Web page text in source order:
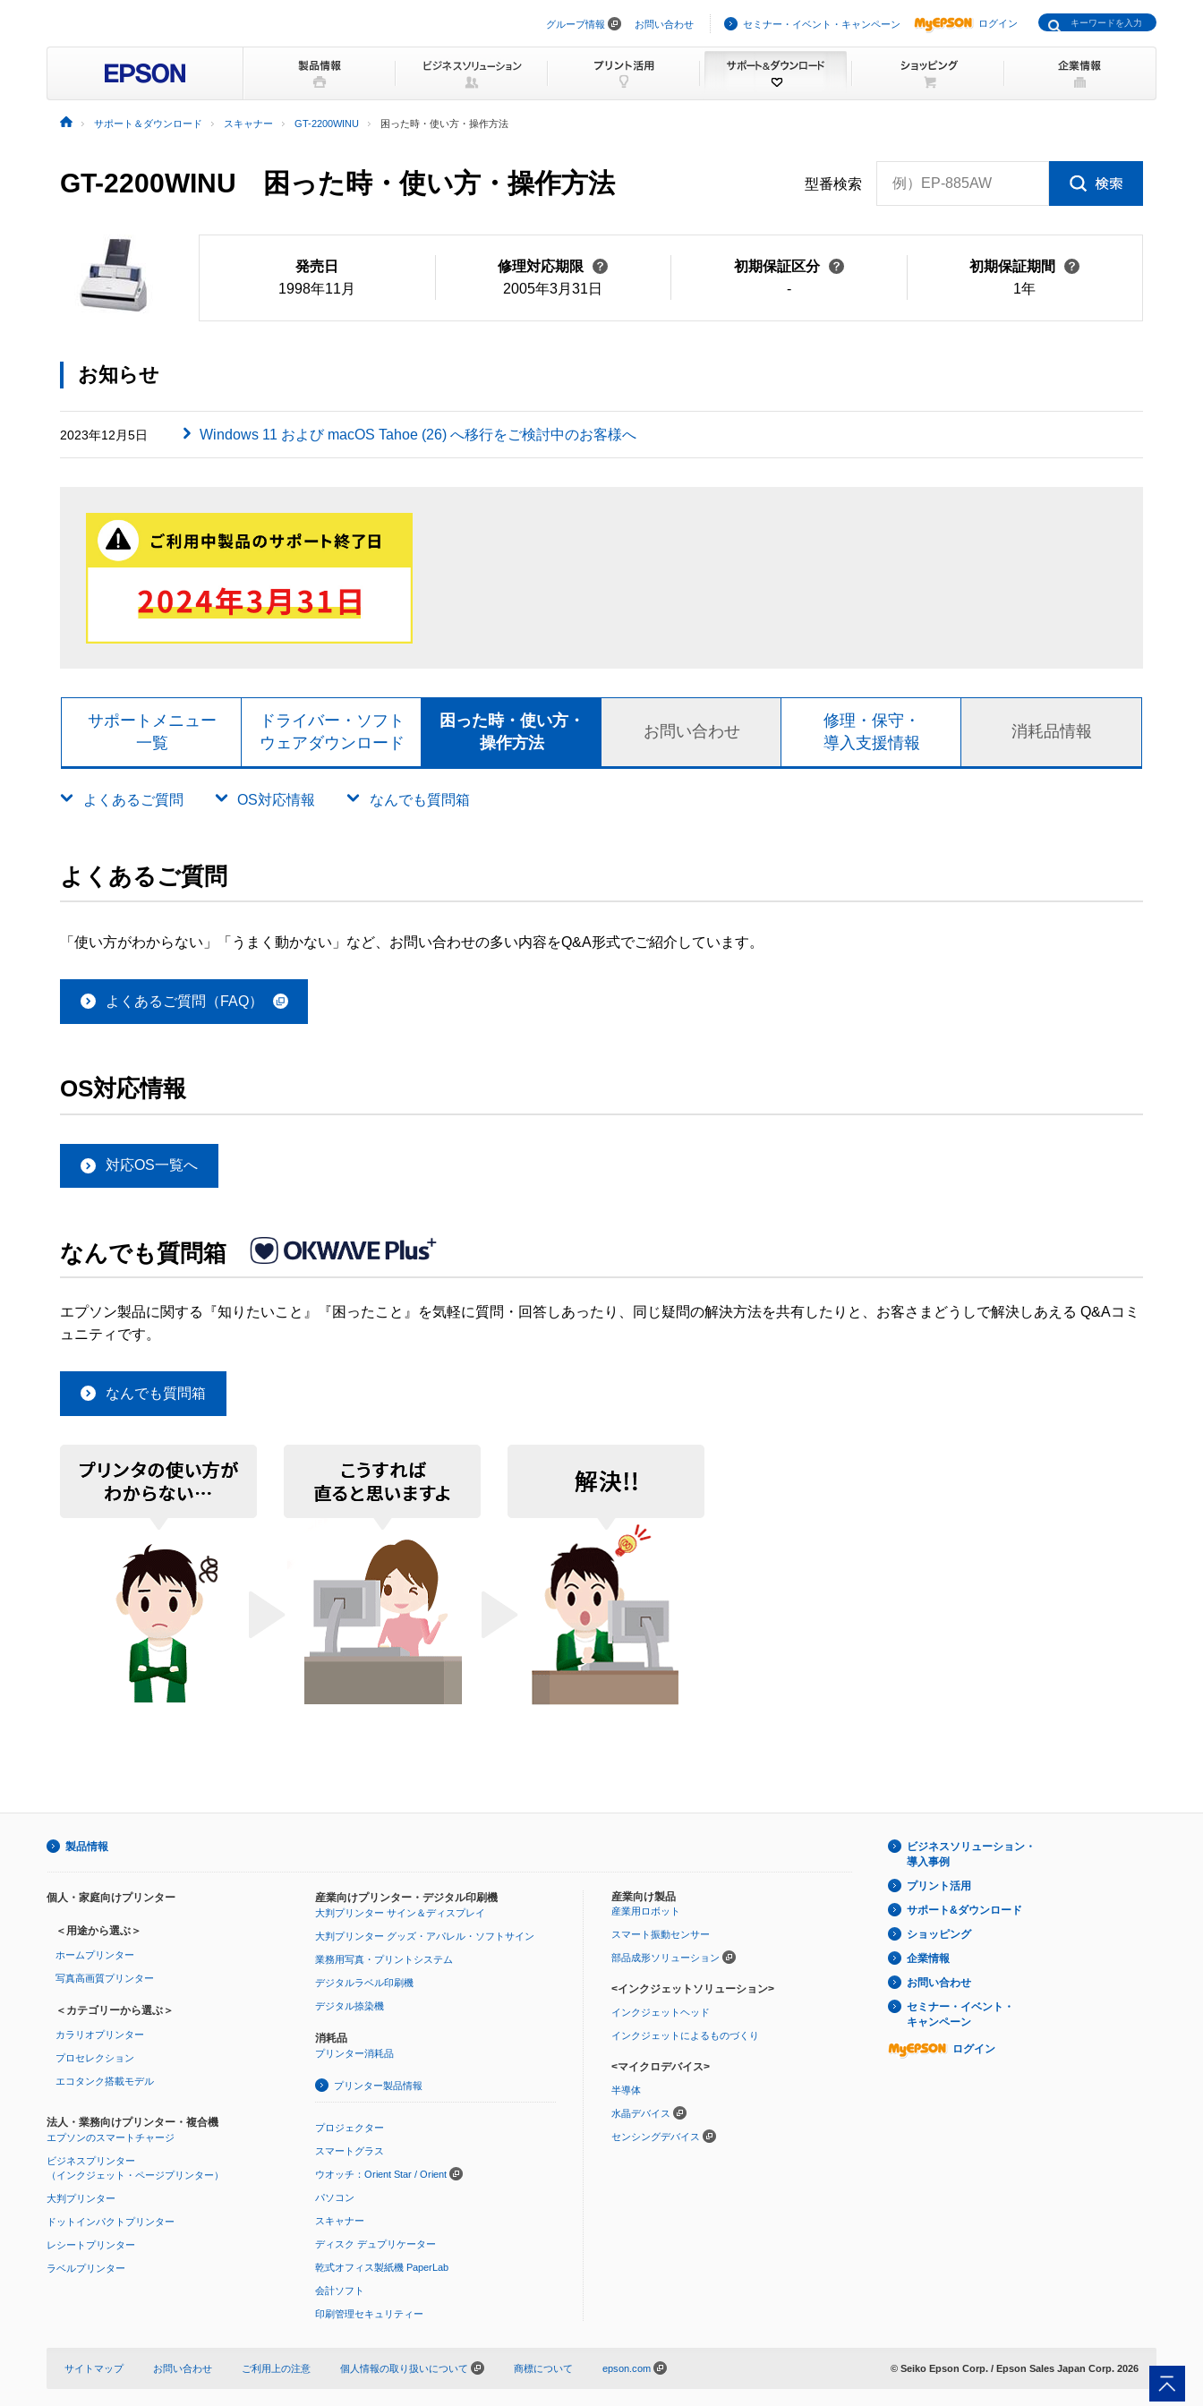
ビ
ョ
ッ
プ
グループ情報 お問い合わせ セミナー・イベント・キャンペーン ログイン
サポート＆ダウンロード スキャナー GT-2200WINU 困った時・使い方・操作方法
GT-2200WINU 困った時・使い方・操作方法 型番検索 例）EP-885AW
発売日
1998年11月
修理対応期限
2005年3月31日
初期保証区分
-
初期保証期間
1年
お知らせ
2023年12月5日 Windows 11 および macOS Tahoe (26) へ移行をご検討中のお客様へ
サポートメニュー
一覧
ドライバー・ソフト
ウェアダウンロード
困った時・使い方・
操作方法
お問い合わせ
修理・保守・
導入支援情報
消耗品情報
よくあるご質問 OS対応情報 なんでも質問箱
よくあるご質問
「使い方がわからない」「うまく動かない」など、お問い合わせの多い内容をQ&A形式でご紹介しています。
よくあるご質問（FAQ）
OS対応情報
対応OS一覧へ
なんでも質問箱
エプソン製品に関する『知りたいこと』『困ったこと』を気軽に質問・回答しあったり、同じ疑問の解決方法を共有したりと、お客さまどうしで解決しあえる Q&Aコミ
ュニティです。
なんでも質問箱
製品情報
個人・家庭向けプリンター
＜用途から選ぶ＞
ホームプリンター
写真高画質プリンター
＜カテゴリーから選ぶ＞
カラリオプリンター
プロセレクション
エコタンク搭載モデル
法人・業務向けプリンター・複合機
エプソンのスマートチャージ
ビジネスプリンター
（インクジェット・ページプリンター）
大判プリンター
ドットインパクトプリンター
レシートプリンター
ラベルプリンター
産業向けプリンター・デジタル印刷機
大判プリンター サイン＆ディスプレイ
大判プリンター グッズ・アパレル・ソフトサイン
業務用写真・プリントシステム
デジタルラベル印刷機
デジタル捺染機
消耗品
プリンター消耗品
プリンター製品情報
プロジェクター
スマートグラス
ウオッチ：Orient Star / Orient
パソコン
スキャナー
ディスク デュプリケーター
乾式オフィス製紙機 PaperLab
会計ソフト
印刷管理セキュリティー
産業向け製品
産業用ロボット
スマート振動センサー
部品成形ソリューション
<インクジェットソリューション>
インクジェットヘッド
インクジェットによるものづくり
<マイクロデバイス>
半導体
水晶デバイス
センシングデバイス
ビジネスソリューション・
導入事例
プリント活用
サポート&ダウンロード
ショッピング
企業情報
お問い合わせ
セミナー・イベント・
キャンペーン
ログイン
サイトマップ お問い合わせ ご利用上の注意 個人情報の取り扱いについて 商標について epson.com © Seiko Epson Corp. / Epson Sales Japan Corp. 2026